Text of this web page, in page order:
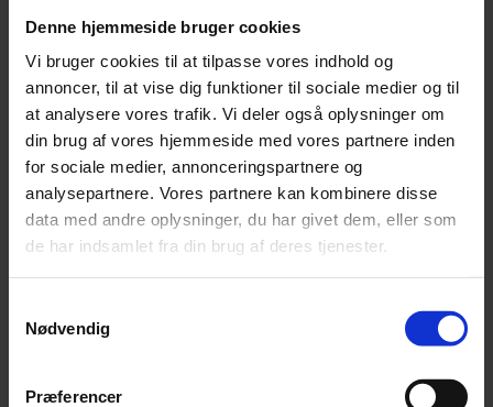
Denne hjemmeside bruger cookies
Vi bruger cookies til at tilpasse vores indhold og
annoncer, til at vise dig funktioner til sociale medier og til
at analysere vores trafik. Vi deler også oplysninger om
din brug af vores hjemmeside med vores partnere inden
for sociale medier, annonceringspartnere og
analysepartnere. Vores partnere kan kombinere disse
data med andre oplysninger, du har givet dem, eller som
de har indsamlet fra din brug af deres tjenester.
Nødvendig
Præferencer
Jonas Kaufmann advarer fans mod biografi
En nyudgivet biografi om den tyske tenor Jonas Kaufmann er fup